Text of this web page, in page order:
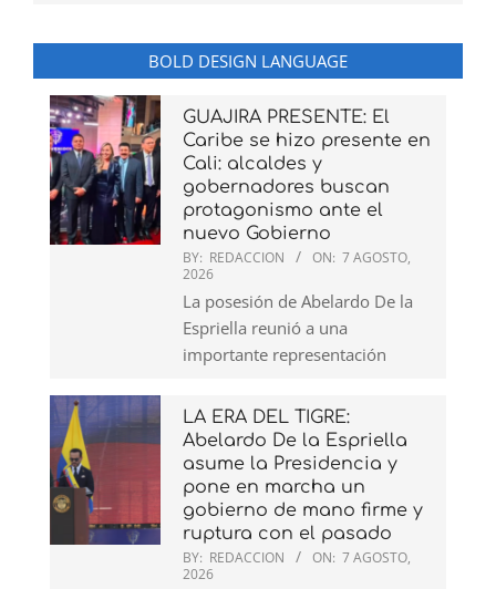
BOLD DESIGN LANGUAGE
GUAJIRA PRESENTE: El
Caribe se hizo presente en
Cali: alcaldes y
gobernadores buscan
protagonismo ante el
nuevo Gobierno
BY: REDACCION ON: 7 AGOSTO,
2026
La posesión de Abelardo De la
Espriella reunió a una
importante representación
LA ERA DEL TIGRE:
Abelardo De la Espriella
asume la Presidencia y
pone en marcha un
gobierno de mano firme y
ruptura con el pasado
BY: REDACCION ON: 7 AGOSTO,
2026